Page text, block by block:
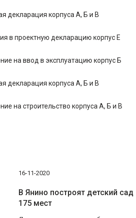
декларация корпуса А, Б и В
в проектную декларацию корпус Е
на ввод в эксплуатацию корпус Б
декларация корпуса А, Б и В
на строительство корпуса А, Б и В
16-11-2020
В Янино построят детский сад
175 мест